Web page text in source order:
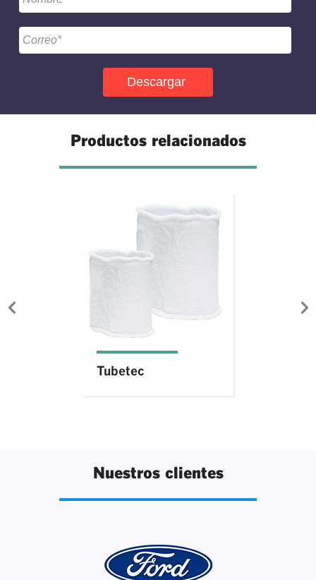
Productos relacionados
Tubetec
Nuestros clientes